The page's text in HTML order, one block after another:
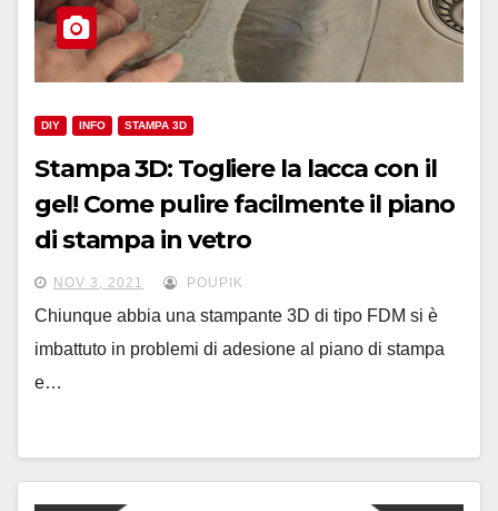
DIY INFO STAMPA 3D
Stampa 3D: Togliere la lacca con il
gel! Come pulire facilmente il piano
di stampa in vetro
NOV 3, 2021 POUPIK
Chiunque abbia una stampante 3D di tipo FDM si è
imbattuto in problemi di adesione al piano di stampa
e…